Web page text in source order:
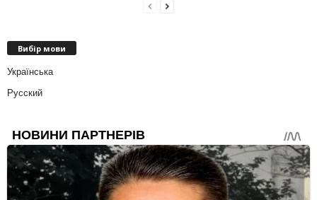
Вибір мови
Українська
Русский